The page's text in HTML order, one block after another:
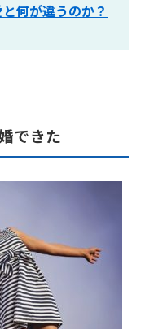
何が違うのか？
できた